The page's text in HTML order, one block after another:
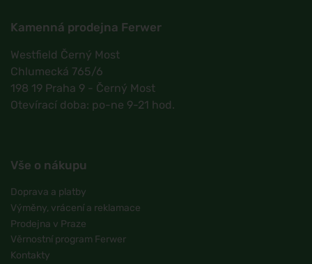
Kamenná prodejna Ferwer
Westfield Černý Most
Chlumecká 765/6
198 19 Praha 9 - Černý Most
Otevírací doba: po-ne 9-21 hod.
Vše o nákupu
Doprava a platby
Výměny, vrácení a reklamace
Prodejna v Praze
Věrnostní program Ferwer
Kontakty